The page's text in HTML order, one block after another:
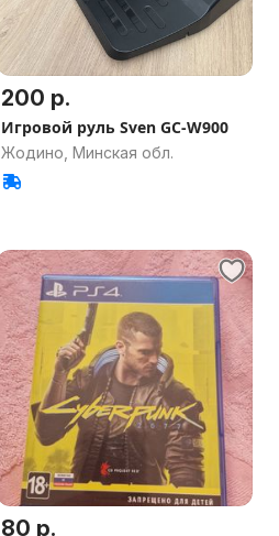
200 р.
Игровой руль Sven GC-W900
Жодино, Минская обл.
80 р.